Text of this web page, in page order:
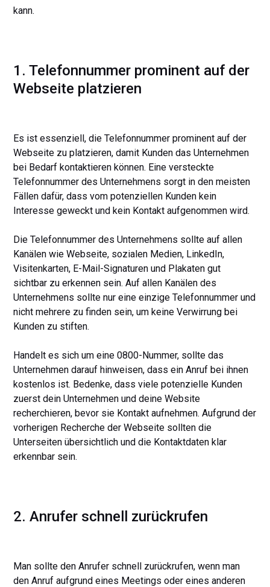
kann.
1. Telefonnummer prominent auf der
Webseite platzieren
Es ist essenziell, die Telefonnummer prominent auf der
Webseite zu platzieren, damit Kunden das Unternehmen
bei Bedarf kontaktieren können. Eine versteckte
Telefonnummer des Unternehmens sorgt in den meisten
Fällen dafür, dass vom potenziellen Kunden kein
Interesse geweckt und kein Kontakt aufgenommen wird.
Die Telefonnummer des Unternehmens sollte auf allen
Kanälen wie Webseite, sozialen Medien, LinkedIn,
Visitenkarten, E-Mail-Signaturen und Plakaten gut
sichtbar zu erkennen sein. Auf allen Kanälen des
Unternehmens sollte nur eine einzige Telefonnummer und
nicht mehrere zu finden sein, um keine Verwirrung bei
Kunden zu stiften.
Handelt es sich um eine 0800-Nummer, sollte das
Unternehmen darauf hinweisen, dass ein Anruf bei ihnen
kostenlos ist. Bedenke, dass viele potenzielle Kunden
zuerst dein Unternehmen und deine Website
recherchieren, bevor sie Kontakt aufnehmen. Aufgrund der
vorherigen Recherche der Webseite sollten die
Unterseiten übersichtlich und die Kontaktdaten klar
erkennbar sein.
2. Anrufer schnell zurückrufen
Man sollte den Anrufer schnell zurückrufen, wenn man
den Anruf aufgrund eines Meetings oder eines anderen